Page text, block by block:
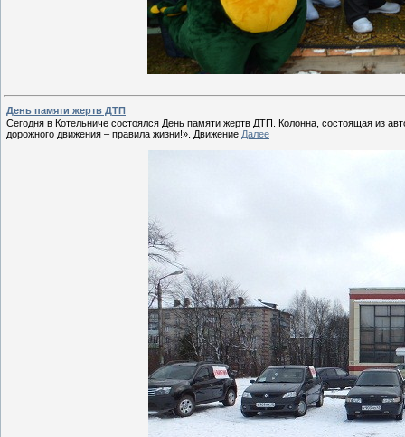
День памяти жертв ДТП
Сегодня в Котельниче состоялся День памяти жертв ДТП. Колонна, состоящая из
дорожного движения – правила жизни!». Движение Далее